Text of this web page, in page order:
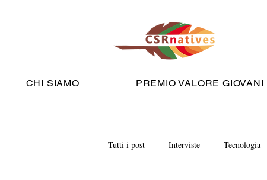
CHI SIAMO PREMIO VALORE GIOVANI
Tutti i post Interviste Tecnologia